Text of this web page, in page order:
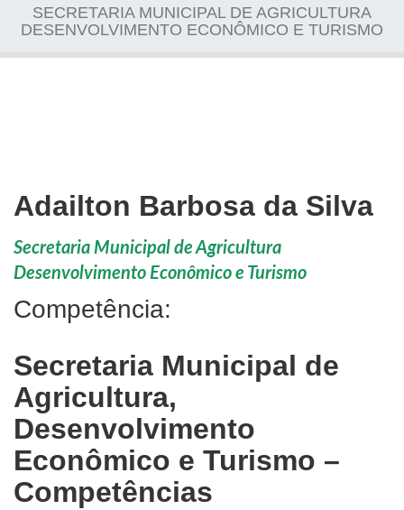
SECRETARIA MUNICIPAL DE AGRICULTURA
DESENVOLVIMENTO ECONÔMICO E TURISMO
Adailton Barbosa da Silva
Secretaria Municipal de Agricultura
Desenvolvimento Econômico e Turismo
Competência:
Secretaria Municipal de
Agricultura,
Desenvolvimento
Econômico e Turismo –
Competências